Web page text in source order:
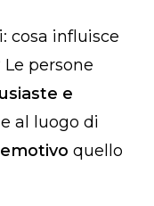
cosa influisce
Le persone
e
al luogo di
quello